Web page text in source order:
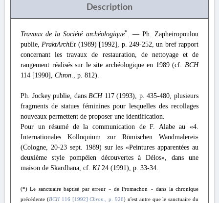
Description
Travaux de la Société archéologique*. — Ph. Zapheiropoulou
publie,PraktArchEt (1989) [1992], p. 249-252, un bref rapport
concernant les travaux de restauration, de nettoyage et de
rangement réalisés sur le site archéologique en 1989 (cf. BCH
114 [1990], Chron., p. 812).
Ph. Jockey publie, dansBCH 117 (1993), p. 435-480, plusieurs
fragments de statues féminines pour lesquelles des recollages
nouveaux permettent de proposer une identification.
Pour un résumé de la communication de F. Alabe au «4.
Internationales Kolloquium zur Römischen Wandmalerei»
(Cologne, 20-23 sept. 1989) sur les «Peintures apparentées au
deuxième style pompéien découvertes à Délos», dans une
maison de Skardhana, cf. KJ 24 (1991), p. 33-34.
(*) Le sanctuaire baptisé par erreur « de Promachon » dans la chronique
précédente (BCH 116 [1992]Chron. , p. 926) n'est autre que le sanctuaire du